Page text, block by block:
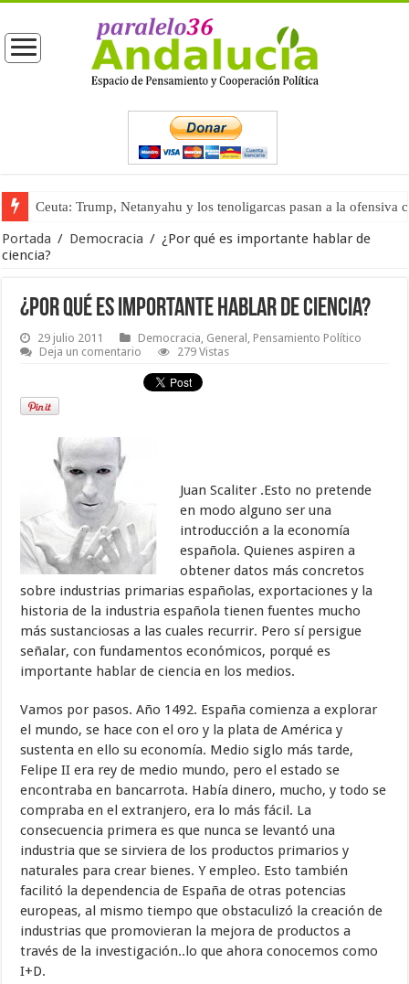
La masificación turística (tercera parte)
Portada / Democracia / ¿Por qué es importante hablar de
ciencia?
¿Por qué es importante hablar de ciencia?
29 julio 2011 Democracia, General , Pensamiento Político
Deja un comentario
279 Vistas
Juan Scaliter .Esto no pretende
en modo alguno ser una
introducción a la economía
española. Quienes aspiren a
obtener datos más concretos
sobre industrias primarias españolas, exportaciones y la
historia de la industria española tienen fuentes mucho
más sustanciosas a las cuales recurrir. Pero sí persigue
señalar, con fundamentos económicos, porqué es
importante hablar de ciencia en los medios.
Vamos por pasos. Año 1492. España comienza a explorar
el mundo, se hace con el oro y la plata de América y
sustenta en ello su economía. Medio siglo más tarde,
Felipe II era rey de medio mundo, pero el estado se
encontraba en bancarrota. Había dinero, mucho, y todo se
compraba en el extranjero, era lo más fácil. La
consecuencia primera es que nunca se levantó una
industria que se sirviera de los productos primarios y
naturales para crear bienes. Y empleo. Esto también
facilitó la dependencia de España de otras potencias
europeas, al mismo tiempo que obstaculizó la creación de
industrias que promovieran la mejora de productos a
través de la investigación..lo que ahora conocemos como
I+D.